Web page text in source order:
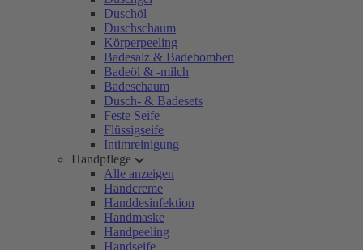
Duschöl
Duschschaum
Körperpeeling
Badesalz & Badebomben
Badeöl & -milch
Badeschaum
Dusch- & Badesets
Feste Seife
Flüssigseife
Intimreinigung
Handpflege
Alle anzeigen
Handcreme
Handdesinfektion
Handmaske
Handpeeling
Handseife